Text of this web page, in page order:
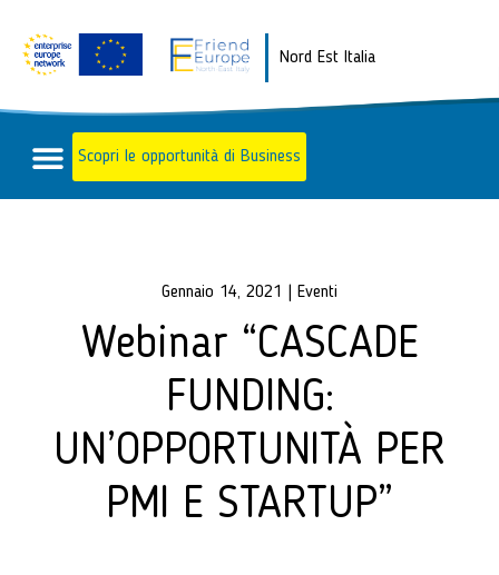
Nord Est Italia
Scopri le opportunità di Business
Gennaio 14, 2021 Eventi
Webinar “CASCADE
FUNDING:
UN’OPPORTUNITÀ PER
PMI E STARTUP”